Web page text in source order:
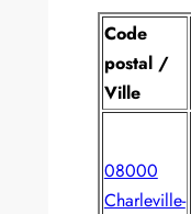
Code
postal /
Ville
08000
Charleville-